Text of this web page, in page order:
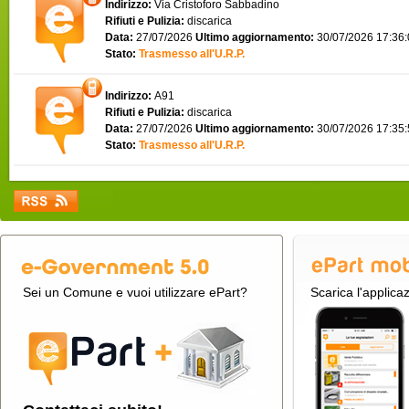
Indirizzo: Via Cristoforo Sabbadino
Rifiuti e Pulizia: discarica
Data: 27/07/2026 Ultimo aggiornamento: 30/07/2026
Stato: Trasmesso all'U.R.P.
Indirizzo: A91
Rifiuti e Pulizia: discarica
Data: 27/07/2026 Ultimo aggiornamento: 30/07/2026
Stato: Trasmesso all'U.R.P.
Sei un Comune e vuoi utilizzare ePart? Scarica